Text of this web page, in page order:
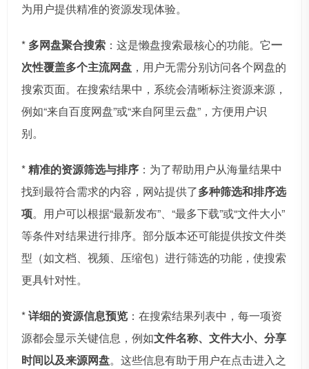
为用户提供精准的资源发现体验。
* 多网盘聚合搜索 ：这是懒盘搜索最核心的功能。它一
次性覆盖多个主流网盘 ，用户无需分别访问各个网盘的
搜索页面。在搜索结果中，系统会清晰标注资源来源，
例如“来自百度网盘”或“来自阿里云盘”，方便用户识
别。
*精准的资源筛选与排序 ：为了帮助用户从海量结果中
找到最符合需求的内容，网站提供了多种筛选和排序选
项。用户可以根据“最新发布”、“最多下载”或“文件大小”
等条件对结果进行排序。部分版本还可能提供按文件类
型（如文档、视频、压缩包）进行筛选的功能，使搜索
更具针对性。
*详细的资源信息预览 ：在搜索结果列表中，每一项资
源都会显示关键信息，例如文件名称、文件大小、分享
时间以及来源网盘。这些信息有助于用户在点击进入之